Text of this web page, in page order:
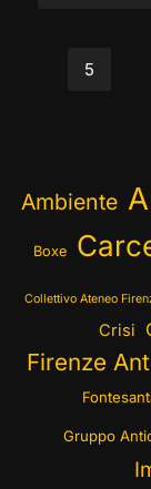
5
Ambiente
Boxe
Collettivo Ateneo
Crisi
Firenze
Gruppo